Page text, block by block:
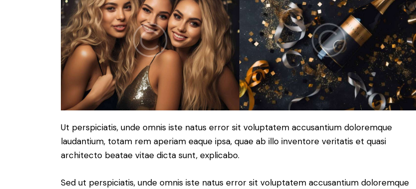
Ut perspiciatis, unde omnis iste natus error sit voluptatem accusantium doloremque
laudantium, totam rem aperiam eaque ipsa, quae ab illo inventore veritatis et quasi
architecto beatae vitae dicta sunt, explicabo.
Sed ut perspiciatis, unde omnis iste natus error sit voluptatem accusantium doloremque